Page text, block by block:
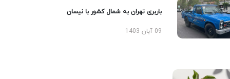
باربری تهران به شمال کشور با نیسان
09 آبان 1403